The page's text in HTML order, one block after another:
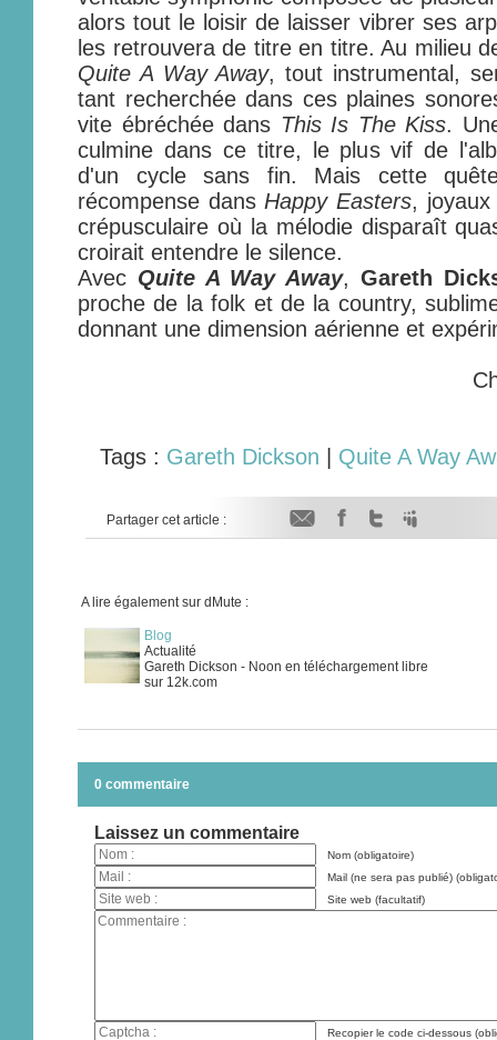
alors tout le loisir de laisser vibrer ses
les retrouvera de titre en titre. Au milieu
Quite A Way Away, tout instrumental,
tant recherchée dans ces plaines
vite ébréchée dans This Is The Kiss.
culmine dans ce titre, le plus vif de
d'un cycle sans fin. Mais cette
récompense dans Happy Easters, joyaux
crépusculaire où la mélodie disparaît
croirait entendre le silence.
Avec Quite A Way Away,Gareth
proche de la folk et de la country,
donnant une dimension aérienne et
Tags : Gareth Dickson Quite A Way
Partager cet article :
A lire également sur dMute :
Blog
Actualité
Gareth Dickson - Noon en téléchargement libre
sur 12k.com
0 commentaire
Laissez un commentaire
Nom (obligatoire)
Mail (ne sera pas publié)
Site web (facultatif)
Recopier le code ci-dessous